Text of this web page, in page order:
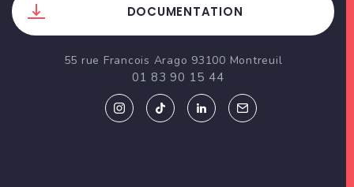
DOCUMENTATION
55 rue Francois Arago 93100 Montreuil
01 83 90 15 44